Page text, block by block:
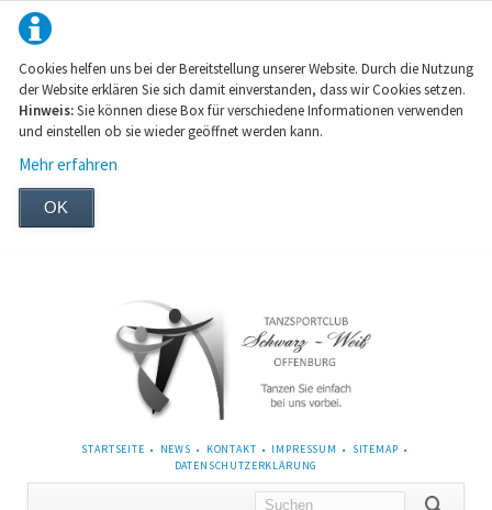
Cookies helfen uns bei der Bereitstellung unserer Website. Durch die Nutzung
der Website erklären Sie sich damit einverstanden, dass wir Cookies setzen.
Hinweis:Sie können diese Box für verschiedene Informationen verwenden
und einstellen ob sie wieder geöffnet werden kann.
Mehr erfahren
OK
NAVIGATION
STARTSEITE NEWS KONTAKT IMPRESSUM
SITEMAP
DATENSCHUTZERKLÄRUNG